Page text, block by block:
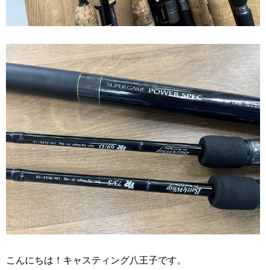
こんにちは！キャスティング八王子です。